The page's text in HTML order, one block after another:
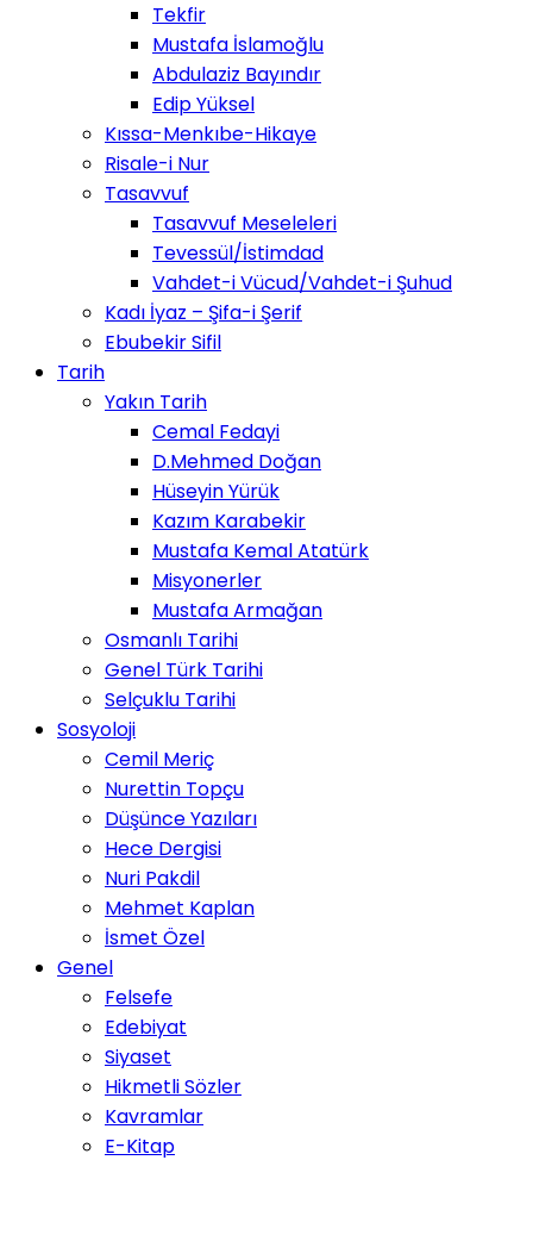
Tekfir
Mustafa İslamoğlu
Abdulaziz Bayındır
Edip Yüksel
Kıssa-Menkıbe-Hikaye
Risale-i Nur
Tasavvuf
Tasavvuf Meseleleri
Tevessül/İstimdad
Vahdet-i Vücud/Vahdet-i Şuhud
Kadı İyaz – Şifa-i Şerif
Ebubekir Sifil
Tarih
Yakın Tarih
Cemal Fedayi
D.Mehmed Doğan
Hüseyin Yürük
Kazım Karabekir
Mustafa Kemal Atatürk
Misyonerler
Mustafa Armağan
Osmanlı Tarihi
Genel Türk Tarihi
Selçuklu Tarihi
Sosyoloji
Cemil Meriç
Nurettin Topçu
Düşünce Yazıları
Hece Dergisi
Nuri Pakdil
Mehmet Kaplan
İsmet Özel
Genel
Felsefe
Edebiyat
Siyaset
Hikmetli Sözler
Kavramlar
E-Kitap